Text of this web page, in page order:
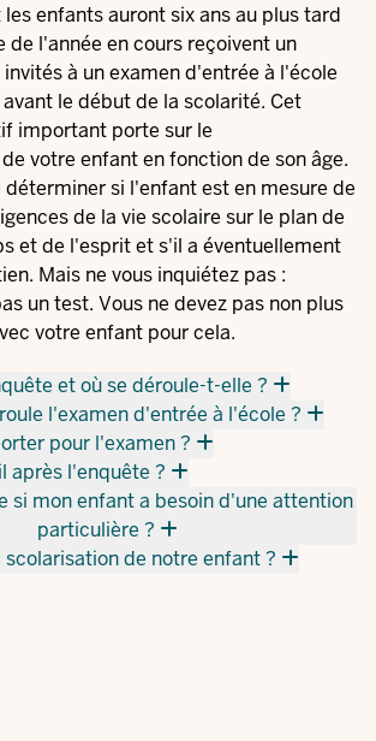
enfants auront six ans au plus tard
de l'année en cours reçoivent un
à un examen d'entrée à l'école
le début de la scolarité. Cet
important porte sur le
votre enfant en fonction de son âge.
si l'enfant est en mesure de
de la vie scolaire sur le plan de
et de l'esprit et s'il a éventuellement
Mais ne vous inquiétez pas :
un test. Vous ne devez pas non plus
votre enfant pour cela.
et où se déroule-t-elle ?
l'examen d'entrée à l'école ?
pour l'examen ?
après l'enquête ?
si mon enfant a besoin d'une attention
particulière ?
scolarisation de notre enfant ?